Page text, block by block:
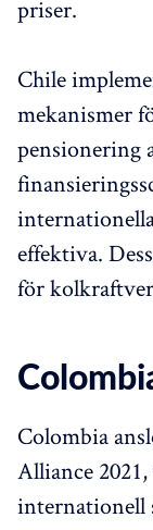
priser.
Chile
mekanismer
pensionering
effektiva.
för
Colombia
Alliance
internationell